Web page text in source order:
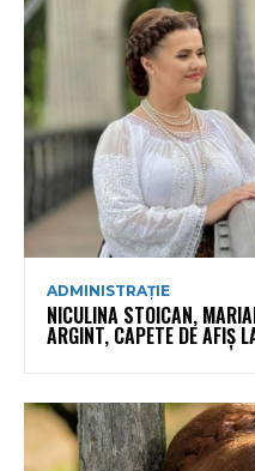
ADMINISTRAȚIE
NICULINA STOICAN,
ARGINT, CAPETE DE AFIȘ